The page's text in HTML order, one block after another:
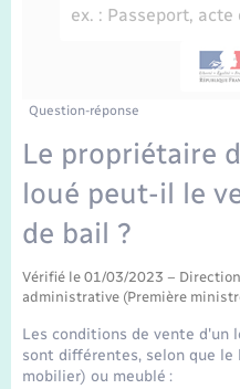
Etat-civil - Papiers -
Parrainage civil
Recensement
Concessions funéraires
Nouvel habitant
Numérique
Organisation
Sécurité - Prévention
Transports scolaires
Travaux - Autorisation
Plan interactif
La Communauté de
Question-réponse
Le propriétaire
loué peut-il le
de bail ?
Vérifié le 01/03/2023 –
administrative (Première
Les conditions de vente d'un
sont différentes, selon que
mobilier) ou meublé :